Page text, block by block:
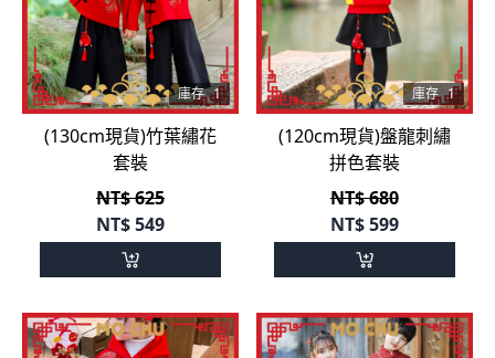
庫存 1
(130cm現貨)竹葉繡花
套裝
NT$ 625
NT$549
庫存 1
(120cm現貨)盤龍刺繡
拼色套裝
NT$ 680
NT$599